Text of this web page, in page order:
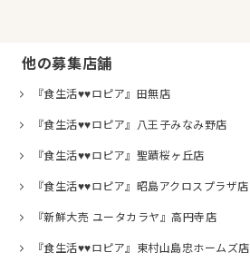
他の募集店舗
『食生活♥♥ロピア』田無店
『食生活♥♥ロピア』八王子みなみ野店
『食生活♥♥ロピア』聖蹟桜ヶ丘店
『食生活♥♥ロピア』昭島アクロスプラザ店
『新鮮大売 ユータカラヤ』高円寺店
『食生活♥♥ロピア』東村山島忠ホームズ店